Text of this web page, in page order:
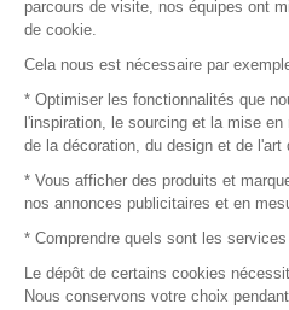
© 2016 –
Mentions
parcours de visite, nos équipes ont
de cookie.
Cela nous est nécessaire par
* Optimiser les fonctionnalités que
l'inspiration, le sourcing et la mise
de la décoration, du design et de l'art
* Vous afficher des produits et
nos annonces publicitaires et en
* Comprendre quels sont les
Le dépôt de certains cookies
Nous conservons votre choix